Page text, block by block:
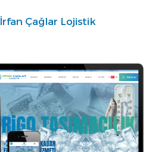
İrfan Çağlar Lojistik